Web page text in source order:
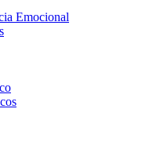
Emocional